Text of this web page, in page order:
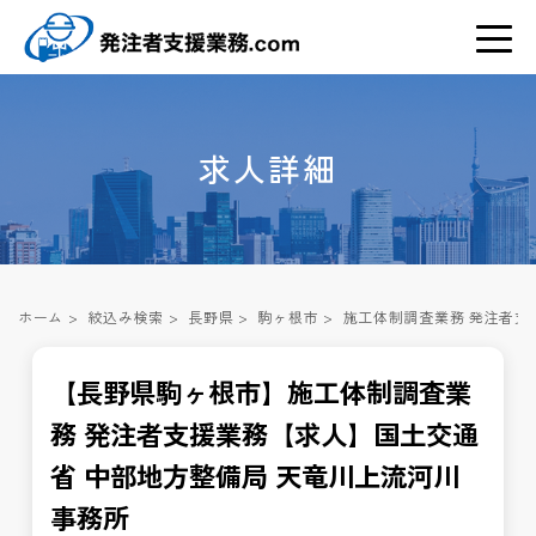
求人詳細
ホーム > 絞込み検索 > 長野県 > 駒ヶ根市 > 施工体制調査業務 発注者
【長野県駒ヶ根市】施工体制調査業
務 発注者支援業務【求人】国土交通
省 中部地方整備局 天竜川上流河川
事務所